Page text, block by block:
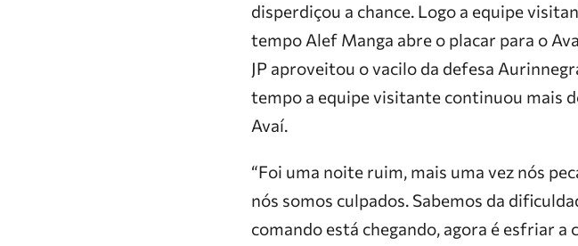
disperdiçou a chance. Logo a equipe
tempo Alef Manga abre o placar para o
JP aproveitou o vacilo da defesa
tempo a equipe visitante continuou mais
Avaí.
“Foi uma noite ruim, mais uma vez nós
nós somos culpados. Sabemos da
comando está chegando, agora é esfriar a